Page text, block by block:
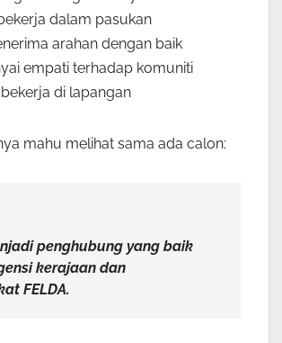
dalam pasukan
arahan dengan baik
empati terhadap komuniti
di lapangan
mahu melihat sama ada calon:
penghubung yang baik
kerajaan dan
FELDA.